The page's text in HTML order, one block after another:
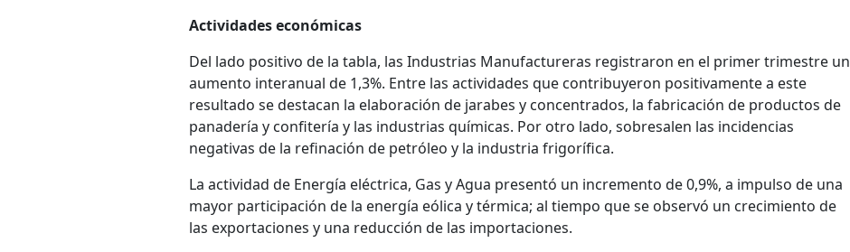
Actividades económicas
Del lado positivo de la tabla, las Industrias Manufactureras registraron en el primer trimestre un
aumento interanual de 1,3%. Entre las actividades que contribuyeron positivamente a este
resultado se destacan la elaboración de jarabes y concentrados, la fabricación de productos de
panadería y confitería y las industrias químicas. Por otro lado, sobresalen las incidencias
negativas de la refinación de petróleo y la industria frigorífica.
La actividad de Energía eléctrica, Gas y Agua presentó un incremento de 0,9%, a impulso de una
mayor participación de la energía eólica y térmica; al tiempo que se observó un crecimiento de
las exportaciones y una reducción de las importaciones.